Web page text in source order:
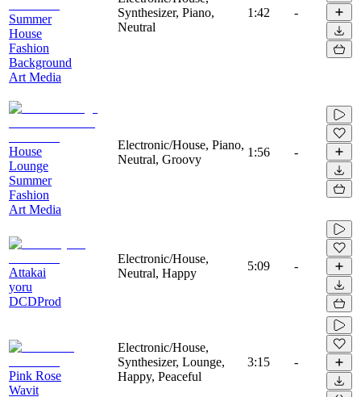
Summer
House
Fashion
Background
Art Media
Synthesizer, Piano,
Neutral
1:42 -
House
Lounge
Summer
Fashion
Art Media
Electronic/House, Piano,
Neutral, Groovy
1:56 -
Attakai
yoru
DCDProd
Electronic/House,
Neutral, Happy
5:09 -
Pink Rose
Wavit
Electronic/House,
Synthesizer, Lounge,
Happy, Peaceful
3:15 -